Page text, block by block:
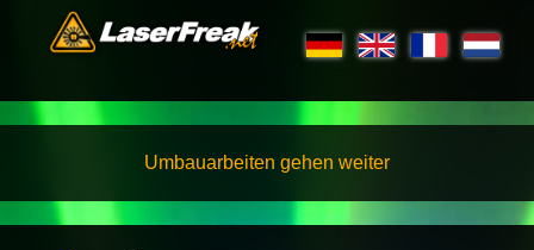
Umbauarbeiten gehen weiter